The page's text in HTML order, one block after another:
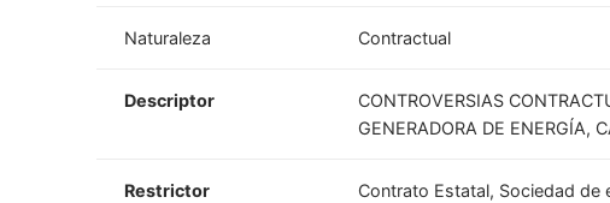
Naturaleza Contractual
Descriptor
CONTROVERSIAS
GENERADORA DE ENERGÍA,
Restrictor
Contrato Estatal, Sociedad de